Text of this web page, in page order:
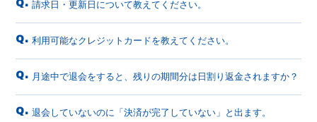
Q. 請求日・更新日について教えてください。
Q. 利用可能なクレジットカードを教えてください。
Q. 月途中で退会をすると、残りの期間分は日割り返金されますか？
Q. 退会していないのに「決済が完了していない」と出ます。